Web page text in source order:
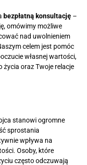
bezpłatną konsultację –
omówimy możliwe
nad uwolnieniem
celem jest pomóc
własnej wartości,
życia oraz Twoje relacje
stanowi ogromne
sprostania
wpływa na
Osoby, które
często odczuwają